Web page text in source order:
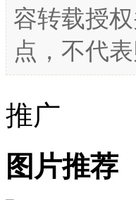
容转载授
点，不代
推广
图片推荐